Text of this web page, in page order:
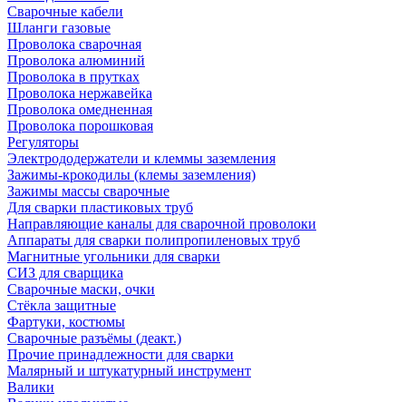
Сварочные кабели
Шланги газовые
Проволока сварочная
Проволока алюминий
Проволока в прутках
Проволока нержавейка
Проволока омедненная
Проволока порошковая
Регуляторы
Электрододержатели и клеммы заземления
Зажимы-крокодилы (клемы заземления)
Зажимы массы сварочные
Для сварки пластиковых труб
Направляющие каналы для сварочной проволоки
Аппараты для сварки полипропиленовых труб
Магнитные угольники для сварки
СИЗ для сварщика
Сварочные маски, очки
Стёкла защитные
Фартуки, костюмы
Сварочные разъёмы (деакт.)
Прочие принадлежности для сварки
Малярный и штукатурный инструмент
Валики